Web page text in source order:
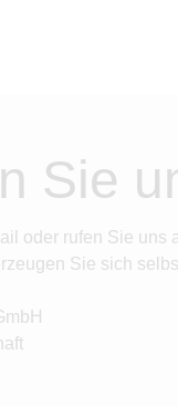
Sie
oder rufen Sie uns
Sie sich